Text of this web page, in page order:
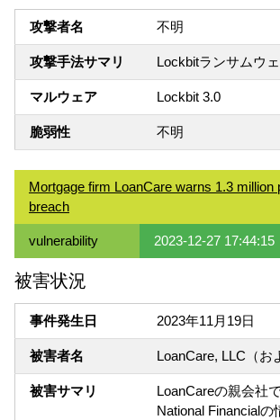
攻撃者名 不明
攻撃手法サマリ Lockbitランサムウ
マルウェア Lockbit 3.0
脆弱性 不明
Mortgage firm LoanCare warns 1.3 million
breach
vulnerability 2023-12-27 17:44:15
被害状況
事件発生日 2023年11月19日
被害者名 LoanCare, LLC（お
被害サマリ
LoanCareの親会社
National Financialの